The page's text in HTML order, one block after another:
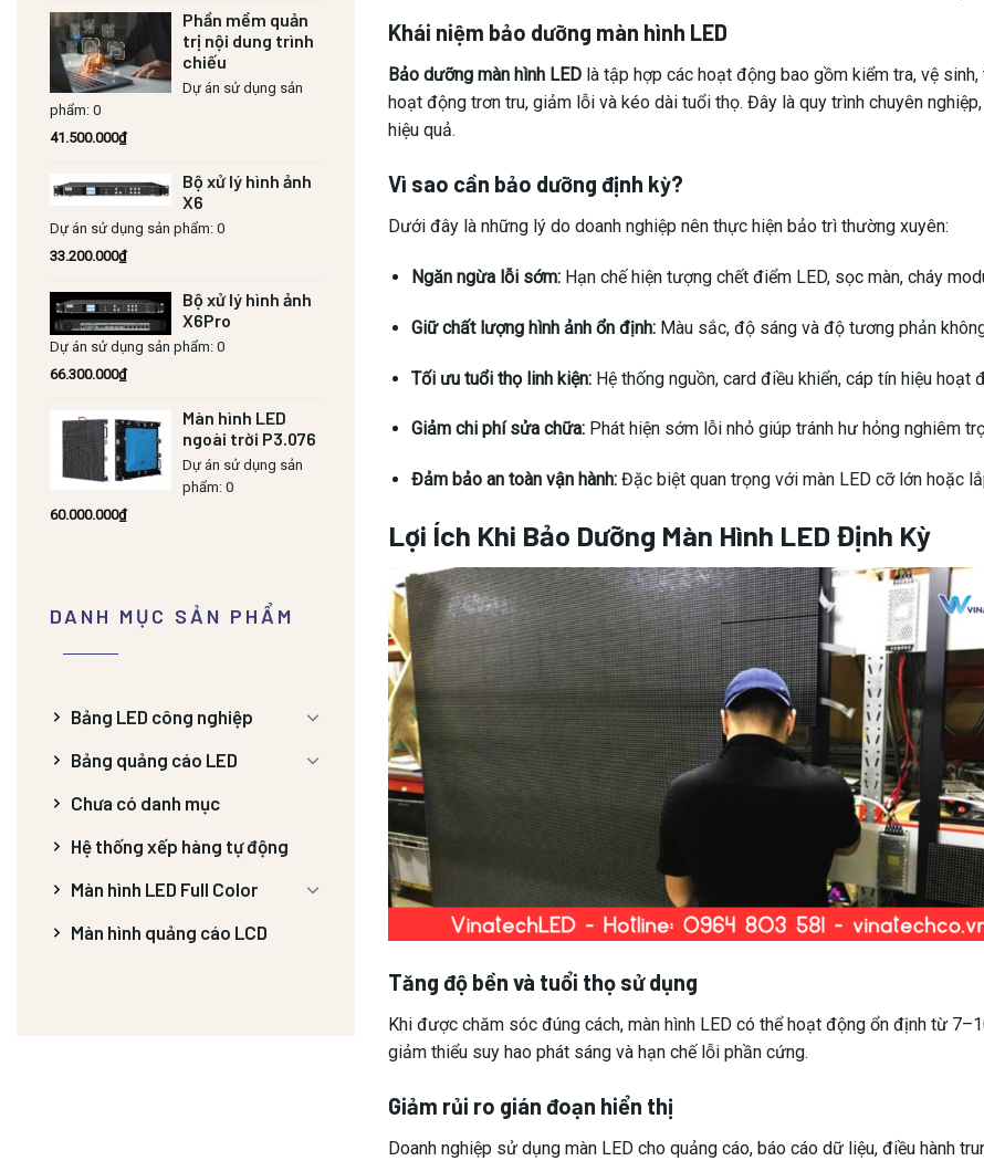
Phần mềm quản
trị nội dung trình
chiếu
Dự án sử dụng sản
phẩm: 0
41.500.000₫
Bộ xử lý hình ảnh
X6
Dự án sử dụng sản phẩm: 0
33.200.000₫
Bộ xử lý hình ảnh
X6Pro
Dự án sử dụng sản phẩm: 0
66.300.000₫
Màn hình LED
ngoài trời P3.076
Dự án sử dụng sản
phẩm: 0
60.000.000₫
DANH MỤC SẢN PHẨM
Bảng LED công nghiệp
Bảng quảng cáo LED
Chưa có danh mục
Hệ thống xếp hàng tự động
Màn hình LED Full Color
Màn hình quảng cáo LCD
Khái niệm bảo dưỡng màn hình LED
Bảo dưỡng màn hình LED là tập hợp các hoạt động bao gồm kiểm tra, vệ
hoạt động trơn tru, giảm lỗi và kéo dài tuổi thọ. Đây là quy trình chuyên
hiệu quả.
Vì sao cần bảo dưỡng định kỳ?
Dưới đây là những lý do doanh nghiệp nên thực hiện bảo trì thường xuyên:
Ngăn ngừa lỗi sớm:Hạn chế hiện tượng chết điểm LED, sọc màn, cháy
Giữ chất lượng hình ảnh ổn định:Màu sắc, độ sáng và độ tương phản
Tối ưu tuổi thọ linh kiện:Hệ thống nguồn, card điều khiển, cáp tín hiệu hoạt
Giảm chi phí sửa chữa:Phát hiện sớm lỗi nhỏ giúp tránh hư hỏng nghiêm
Đảm bảo an toàn vận hành:Đặc biệt quan trọng với màn LED cỡ lớn hoặc
Lợi Ích Khi Bảo Dưỡng Màn Hình LED Định Kỳ
Tăng độ bền và tuổi thọ sử dụng
Khi được chăm sóc đúng cách, màn hình LED có thể hoạt động ổn định từ
giảm thiểu suy hao phát sáng và hạn chế lỗi phần cứng.
Giảm rủi ro gián đoạn hiển thị
Doanh nghiệp sử dụng màn LED cho quảng cáo, báo cáo dữ liệu, điều hành